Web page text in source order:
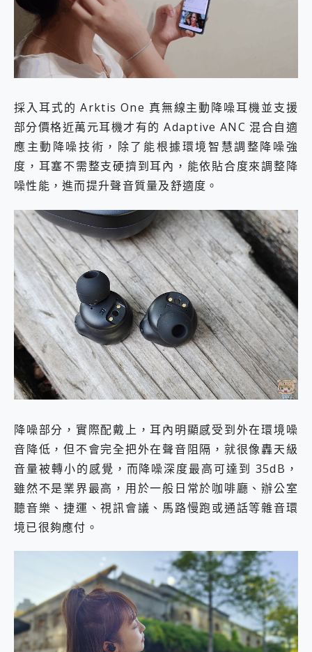
採入耳式的 Arktis One 真無線主動降噪耳機並支援
部分價格近萬元耳機才有的 Adaptive ANC 混合自適
應主動降噪技術，除了能根據環境智慧調整降噪強
度，耳塞不需整支硬擠到耳內，能依貼合度來調整降
噪性能，進而提升聲音質量及舒適度。
降噪部分，實際配戴上，耳內明顯感受到外在環境噪
音降低，但不會完全把外在聲音阻隔，就很像轟天級
音量被轉小的感覺，而降噪深度最高可達到 35dB，
雖然不是業界最高，用於一般日常於咖啡廳、辦公室
聽音樂、捷運、視訊會議、馬路慢跑或通話等雜音環
境已很夠應付。